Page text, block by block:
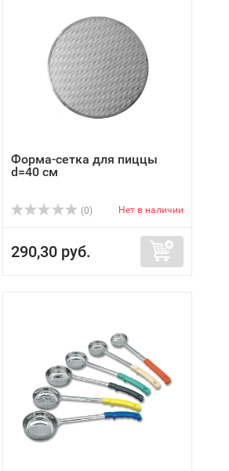
Форма-сетка для пиццы
d=40 см
(0) Нет в наличии
290,30 руб.